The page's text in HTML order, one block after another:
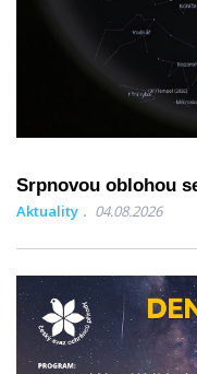
Srpnovou oblohou
Aktuality 04.08.2026